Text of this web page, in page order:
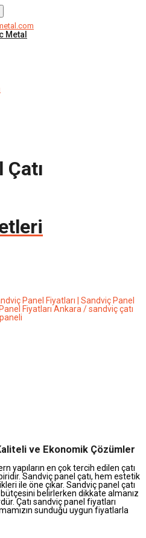
ve Ekonomik Çözümler
yapıların en çok tercih edilen çatı
Sandviç panel çatı, hem estetik
ile öne çıkar. Sandviç panel çatı
belirlerken dikkate almanız
Çatı sandviç panel fiyatları
sunduğu uygun fiyatlarla